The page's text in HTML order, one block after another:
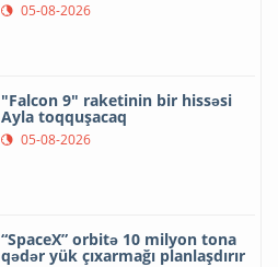
05-08-2026
"Falcon 9" raketinin bir hissəsi
Ayla toqquşacaq
05-08-2026
“SpaceX” orbitə 10 milyon tona
qədər yük çıxarmağı planlaşdırır